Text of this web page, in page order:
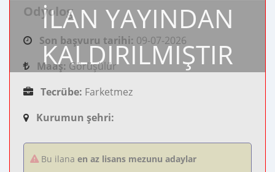
İLAN YAYINDAN
KALDIRILMIŞTIR
Odyolog
Son başvuru tarihi: 09-07-2026
Maaş: Görüşülür
Tecrübe: Farketmez
Kurumun şehri:
Bu ilana en az lisans mezunu adaylar